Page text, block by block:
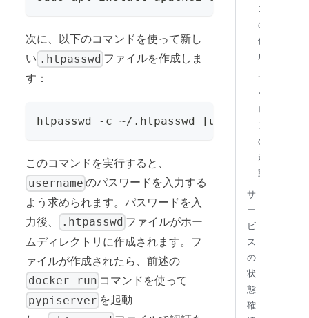
次に、以下のコマンドを使って新し
い .htpasswd ファイルを作成しま
す：
htpasswd -c ~/.htpasswd [username]
このコマンドを実行すると、
username のパスワードを入力する
よう求められます。パスワードを入
力後、
.htpasswd ファイルがホー
ムディレクトリに作成されます。フ
ァイルが作成されたら、前述の
docker run コマンドを使って
pypiserver を起動
ス
の
作
成
サ
ー
ビ
ス
の
起
動
サ
ー
ビ
ス
の
状
態
確